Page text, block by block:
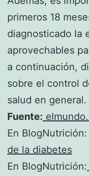
primeros 18
diagnosticado la
aprovechables
a continuación,
sobre el control
salud en general.
Fuente:
En BlogNutrición:
de la diabetes
En BlogNutrición: